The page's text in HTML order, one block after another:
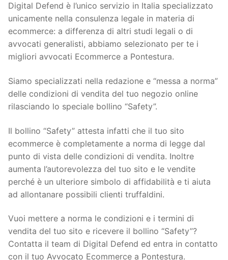
Digital Defend è l’unico servizio in Italia specializzato
unicamente nella consulenza legale in materia di
ecommerce: a differenza di altri studi legali o di
avvocati generalisti, abbiamo selezionato per te i
migliori avvocati Ecommerce a Pontestura.
Siamo specializzati nella redazione e “messa a norma”
delle condizioni di vendita del tuo negozio online
rilasciando lo speciale bollino “Safety”.
Il bollino “Safety” attesta infatti che il tuo sito
ecommerce è completamente a norma di legge dal
punto di vista delle condizioni di vendita. Inoltre
aumenta l’autorevolezza del tuo sito e le vendite
perché è un ulteriore simbolo di affidabilità e ti aiuta
ad allontanare possibili clienti truffaldini.
Vuoi mettere a norma le condizioni e i termini di
vendita del tuo sito e ricevere il bollino “Safety”?
Contatta il team di Digital Defend ed entra in contatto
con il tuo Avvocato Ecommerce a Pontestura.